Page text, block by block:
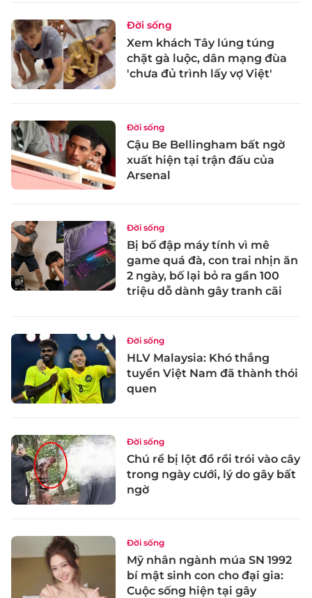
Đời sống
Xem khách Tây lúng túng
chặt gà luộc, dân mạng đùa
'chưa đủ trình lấy vợ Việt'
Đời sống
Cậu Be Bellingham bất ngờ
xuất hiện tại trận đấu của
Arsenal
Đời sống
Bị bố đập máy tính vì mê
game quá đà, con trai nhịn ăn
2 ngày, bố lại bỏ ra gần 100
triệu dỗ dành gây tranh cãi
Đời sống
HLV Malaysia: Khó thắng
tuyển Việt Nam đã thành thói
quen
Đời sống
Chú rể bị lột đồ rồi trói vào cây
trong ngày cưới, lý do gây bất
ngờ
Đời sống
Mỹ nhân ngành múa SN 1992
bí mật sinh con cho đại gia:
Cuộc sống hiện tại gây